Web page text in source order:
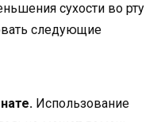
сухости во рту
следующие
Использование